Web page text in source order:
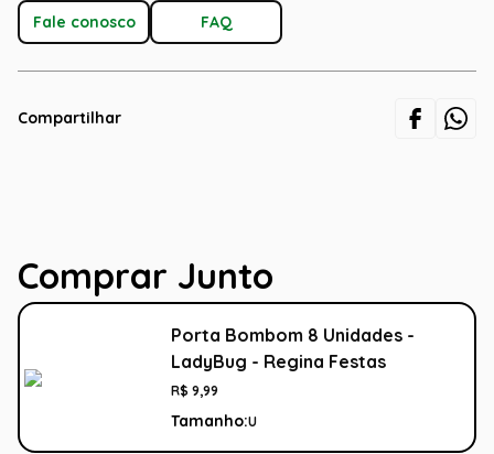
Fale conosco FAQ
Compartilhar
Comprar Junto
Porta Bombom 8 Unidades -
LadyBug - Regina Festas
R$ 9,99
Tamanho:U